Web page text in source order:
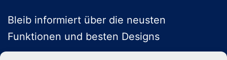
Bleib informiert über die neusten
Funktionen und besten Designs